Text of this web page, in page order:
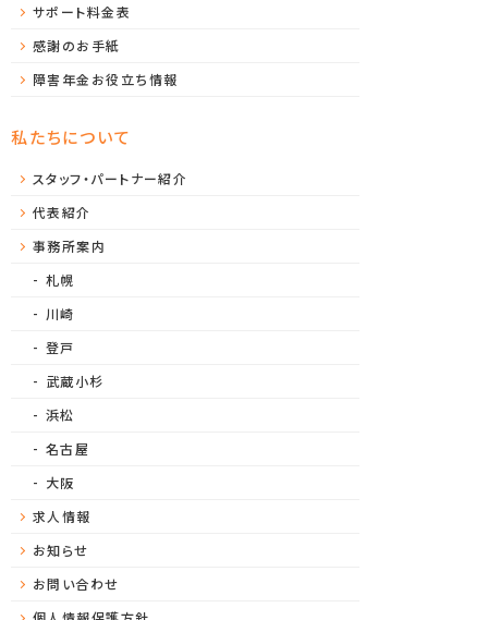
サポート料金表
感謝のお手紙
障害年金お役立ち情報
私たちについて
スタッフ・パートナー紹介
代表紹介
事務所案内
札幌
川崎
登戸
武蔵小杉
浜松
名古屋
大阪
求人情報
お知らせ
お問い合わせ